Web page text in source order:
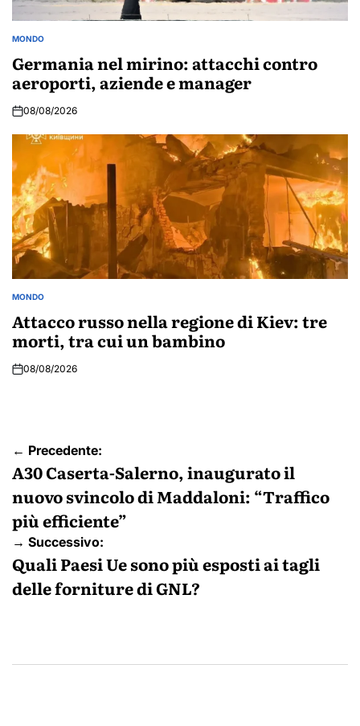
POSTED
MONDO
Germania nel mirino: attacchi contro
aeroporti, aziende e manager
08/08/2026
POSTED
MONDO
Attacco russo nella regione di Kiev: tre
morti, tra cui un bambino
08/08/2026
Navigazione
articoli
← Precedente:
A30 Caserta-Salerno, inaugurato il
nuovo svincolo di Maddaloni: “Traffico
più efficiente”
→ Successivo:
Quali Paesi Ue sono più esposti ai tagli
delle forniture di GNL?